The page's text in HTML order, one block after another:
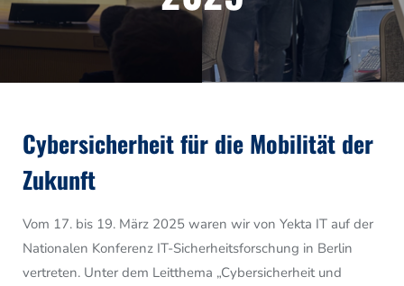
Image
Cybersicherheit für die Mobilität der
Zukunft
Vom 17. bis 19. März 2025 waren wir von Yekta IT auf der
Nationalen Konferenz IT-Sicherheitsforschung in Berlin
vertreten. Unter dem Leitthema „Cybersicherheit und